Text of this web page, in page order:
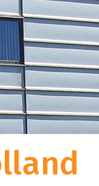
in één?
keten.
Sustain
zijn wij
hebben we
maatschappelijke
met